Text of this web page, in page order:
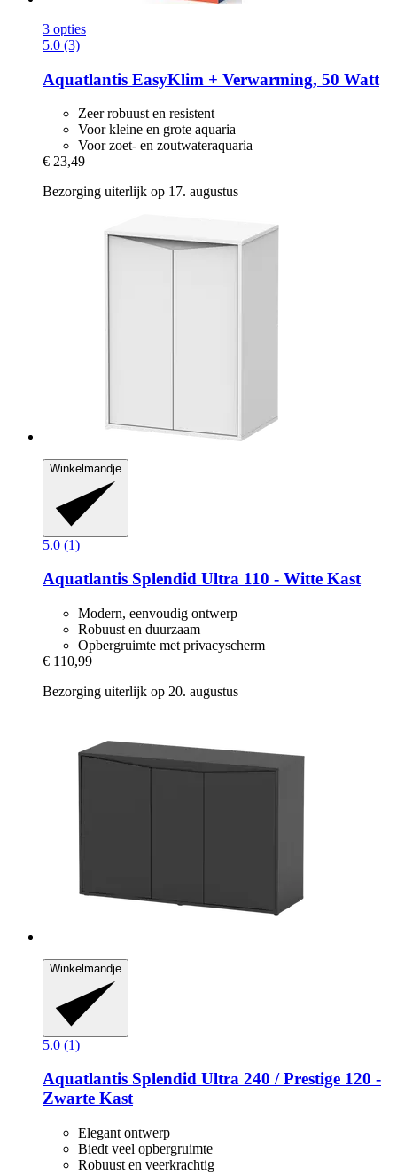
3 opties
5.0 (3)
Aquatlantis EasyKlim + Verwarming, 50 Watt
Zeer robuust en resistent
Voor kleine en grote aquaria
Voor zoet- en zoutwateraquaria
€ 23,49
Bezorging uiterlijk op 17. augustus
Winkelmandje
5.0 (1)
Aquatlantis Splendid Ultra 110 -​ Witte Kast
Modern, eenvoudig ontwerp
Robuust en duurzaam
Opbergruimte met privacyscherm
€ 110,99
Bezorging uiterlijk op 20. augustus
Winkelmandje
5.0 (1)
Aquatlantis Splendid Ultra 240 / Prestige 120 -​
Zwarte Kast
Elegant ontwerp
Biedt veel opbergruimte
Robuust en veerkrachtig